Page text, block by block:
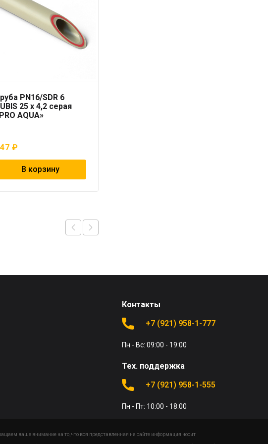
PN16/SDR 6
25 x 4,2 серая
AQUA»
₽
В корзину
Контакты
+7 (921) 958-1-777
Пн - Вс: 09:00 - 19:00
Тех. поддержка
+7 (921) 958-1-555
Пн - Пт: 10:00 - 18:00
ваше внимание на то, что вся представленная на сайте информация носит